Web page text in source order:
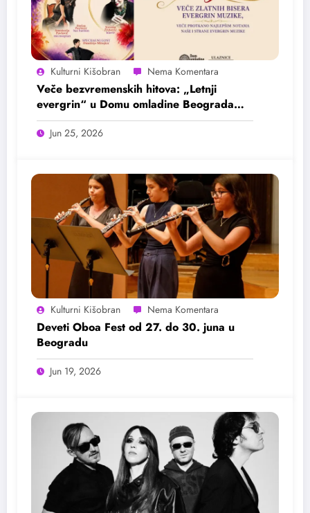
Kulturni Kišobran
Veče bezvremenskih hitova: „Letnji
evergrin“ u Domu omladine Beograda
25. juna
Jun 25, 2026
Kulturni Kišobran
Deveti Oboa Fest od 27. do 30. juna u
Beogradu
Jun 19, 2026